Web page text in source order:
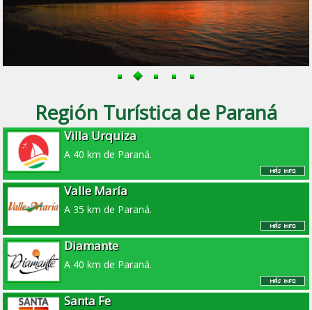
Región Turística de Paraná
Villa Urquiza
A 40 km de Paraná.
Valle María
A 35 km de Paraná.
Diamante
A 40 km de Paraná.
Santa Fe